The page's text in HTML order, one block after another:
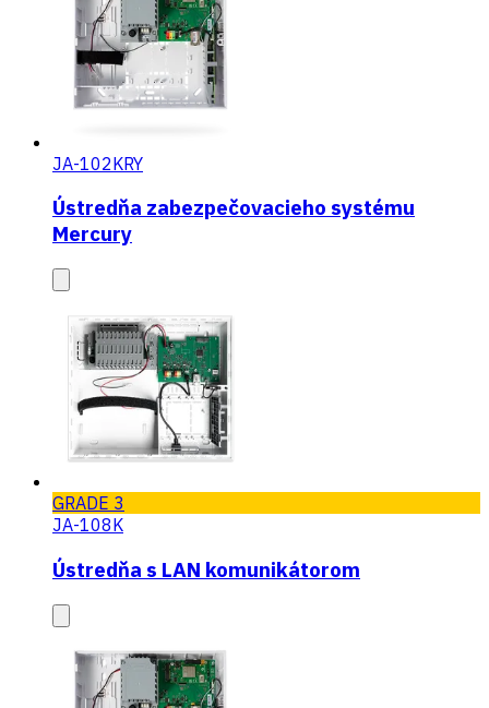
JA-102KRY
Ústredňa zabezpečovacieho systému
Mercury
GRADE 3
JA-108K
Ústredňa s LAN komunikátorom